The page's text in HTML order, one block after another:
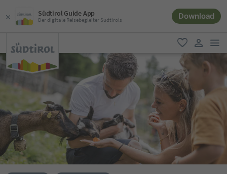
Südtirol Guide App
Der digitale Reisebegleiter Südtirols Download
favorit
user link